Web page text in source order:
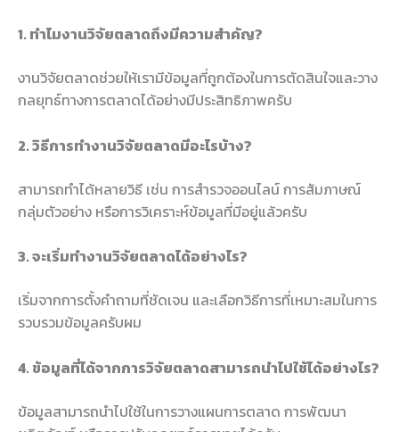
1. ทำไมงานวิจัยตลาดถึงมีความสำคัญ?
งานวิจัยตลาดช่วยให้เรามีข้อมูลที่ถูกต้องในการตัดสินใจและวาง
กลยุทธ์ทางการตลาดได้อย่างมีประสิทธิภาพครับ
2. วิธีการทำงานวิจัยตลาดมีอะไรบ้าง?
สามารถทำได้หลายวิธี เช่น การสำรวจออนไลน์ การสัมภาษณ์
กลุ่มตัวอย่าง หรือการวิเคราะห์ข้อมูลที่มีอยู่แล้วครับ
3. จะเริ่มทำงานวิจัยตลาดได้อย่างไร?
เริ่มจากการตั้งคำถามที่ชัดเจน และเลือกวิธีการที่เหมาะสมในการ
รวบรวมข้อมูลครับผม
4. ข้อมูลที่ได้จากการวิจัยตลาดสามารถนำไปใช้ได้อย่างไร?
ข้อมูลสามารถนำไปใช้ในการวางแผนการตลาด การพัฒนา